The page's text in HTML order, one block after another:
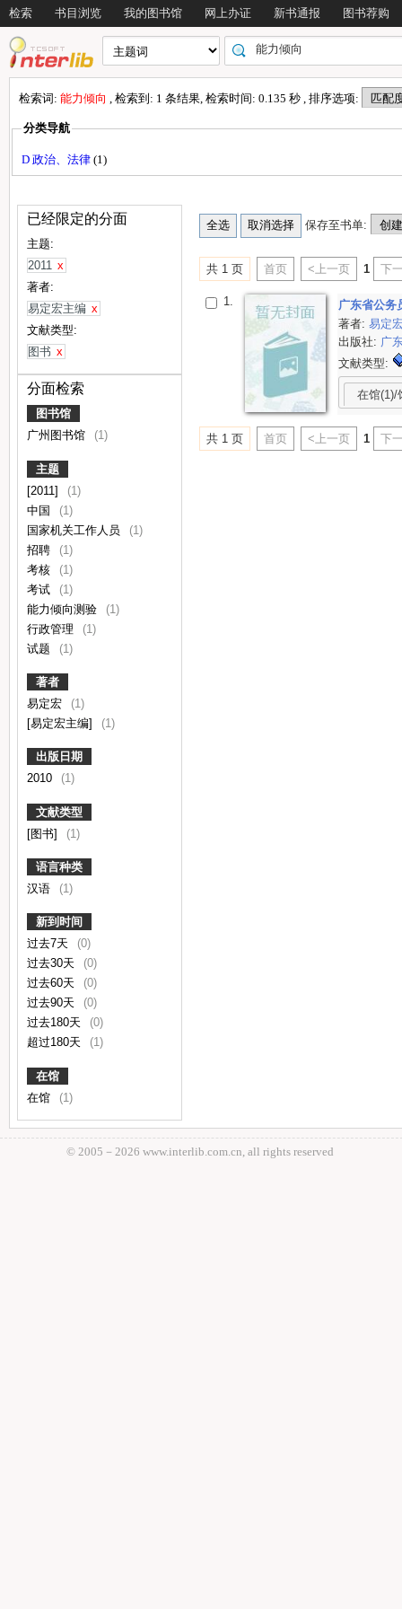
检索 书目浏览 我的图书馆 网上办证 新书通报 图书荐购
检索词: 能力倾向 , 检索到: 1 条结果, 检索时间: 0.135 秒 , 排序选项:
分类导航
D 政治、法律 (1)
已经限定的分面
主题:
2011 x
著者:
易定宏主编 x
文献类型:
图书 x
分面检索
图书馆
广州图书馆
(1)
主题
[2011]
(1)
中国
(1)
国家机关工作人员
(1)
招聘
(1)
考核
(1)
考试
(1)
能力倾向测验
(1)
行政管理
(1)
试题
(1)
著者
易定宏
(1)
[易定宏主编]
(1)
出版日期
2010
(1)
文献类型
[图书]
(1)
语言种类
汉语
(1)
新到时间
过去7天
(0)
过去30天
(0)
过去60天
(0)
过去90天
(0)
过去180天
(0)
超过180天
(1)
在馆
在馆
(1)
保存至书单:
共 1 页 首页 <上一页 1 下
1.
广东省公务
著者:易定
出版社: 广
文献类型:
在馆(1)/
共 1 页 首页 <上一页 1 下
© 2005－ 2026 www.interlib.com.cn, all rights reserved